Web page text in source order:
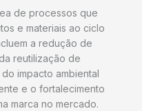
de processos que
e materiais ao ciclo
a redução de
reutilização de
impacto ambiental
e o fortalecimento
marca no mercado.